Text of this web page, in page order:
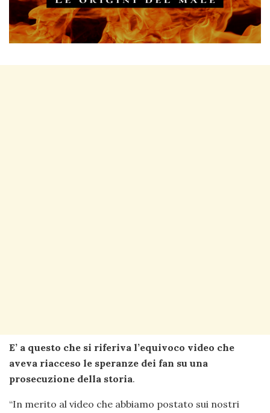
E’ a questo che si riferiva l’equivoco video che
aveva riacceso le speranze dei fan su una
prosecuzione della storia.
“In merito al video che abbiamo postato sui nostri